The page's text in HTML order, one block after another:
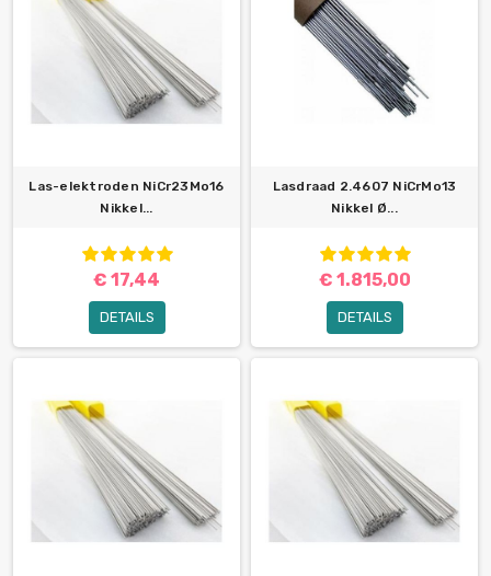
Las-elektroden NiCr23Mo16
Nikkel...
€ 17,44
DETAILS
Lasdraad 2.4607 NiCrMo13
Nikkel Ø...
€ 1.815,00
DETAILS